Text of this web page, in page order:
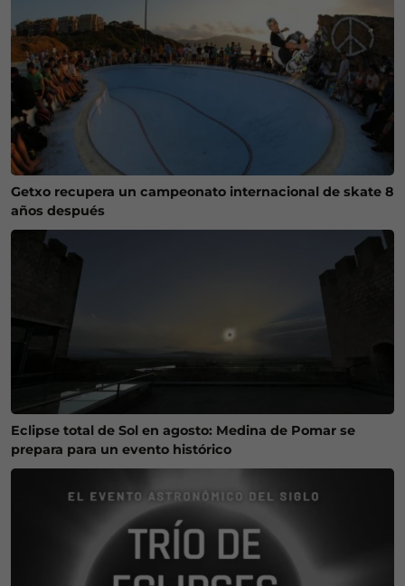
Getxo recupera un campeonato internacional de skate 8
años después
Eclipse total de Sol en agosto: Medina de Pomar se
prepara para un evento histórico